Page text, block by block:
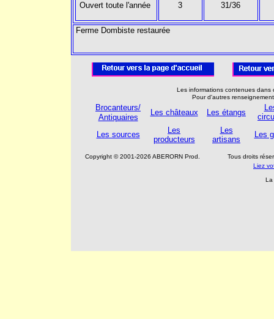
Ouvert toute l'année 3 31/36
Ferme Dombiste restaurée
Les informations contenues
Pour d'autres
Brocanteurs/
Antiquaires
Les châteaux Les étangs
Les sources
Les
producteurs
Les
artisans
Les
Copyright © 2001-2026 ABERORN Prod.
Tous droits
Liez
La